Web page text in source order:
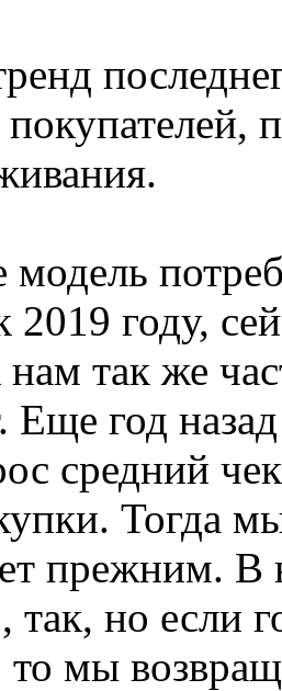
покупателей,
2019 году,
так же
Еще год
средний
Тогда
прежним. В
так, но если
то мы